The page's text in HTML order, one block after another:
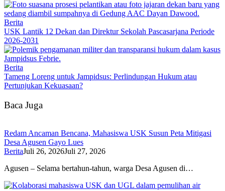
Berita
USK Lantik 12 Dekan dan Direktur Sekolah Pascasarjana Periode
2026-2031
Berita
Tameng Loreng untuk Jampidsus: Perlindungan Hukum atau
Pertunjukan Kekuasaan?
Baca Juga
Redam Ancaman Bencana, Mahasiswa USK Susun Peta Mitigasi
Desa Agusen Gayo Lues
BeritaJuli 26, 2026Juli 27, 2026
Agusen – Selama bertahun-tahun, warga Desa Agusen di…